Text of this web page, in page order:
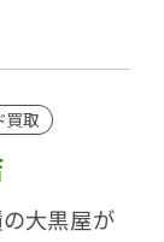
買取
大黒屋が